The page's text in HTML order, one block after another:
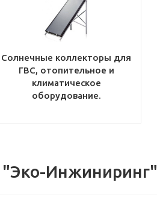
Солнечные коллекторы для
ГВС, отопительное и
климатическое
оборудование.
Инжиниринг"